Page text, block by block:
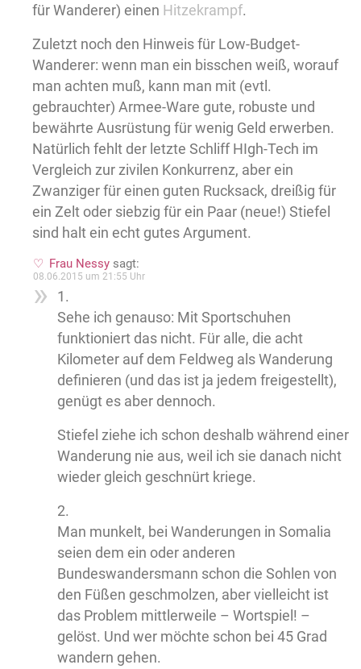
für Wanderer) einen Hitzekrampf.
Zuletzt noch den Hinweis für Low-Budget-
Wanderer: wenn man ein bisschen weiß, worauf
man achten muß, kann man mit (evtl.
gebrauchter) Armee-Ware gute, robuste und
bewährte Ausrüstung für wenig Geld erwerben.
Natürlich fehlt der letzte Schliff HIgh-Tech im
Vergleich zur zivilen Konkurrenz, aber ein
Zwanziger für einen guten Rucksack, dreißig für
ein Zelt oder siebzig für ein Paar (neue!) Stiefel
sind halt ein echt gutes Argument.
Frau Nessy sagt:
08.06.2015 um 21:55 Uhr
1.
Sehe ich genauso: Mit Sportschuhen
funktioniert das nicht. Für alle, die acht
Kilometer auf dem Feldweg als Wanderung
definieren (und das ist ja jedem freigestellt),
genügt es aber dennoch.
Stiefel ziehe ich schon deshalb während einer
Wanderung nie aus, weil ich sie danach nicht
wieder gleich geschnürt kriege.
2.
Man munkelt, bei Wanderungen in Somalia
seien dem ein oder anderen
Bundeswandersmann schon die Sohlen von
den Füßen geschmolzen, aber vielleicht ist
das Problem mittlerweile – Wortspiel! –
gelöst. Und wer möchte schon bei 45 Grad
wandern gehen.